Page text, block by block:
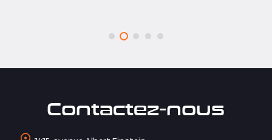
Contactez-nous